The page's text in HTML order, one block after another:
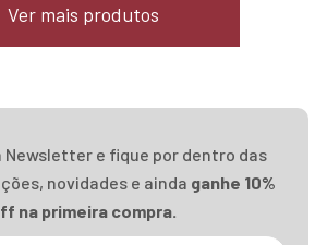
Ver mais produtos
Newsletter e fique por dentro das
novidades e ainda ganhe 10%
na primeira compra.